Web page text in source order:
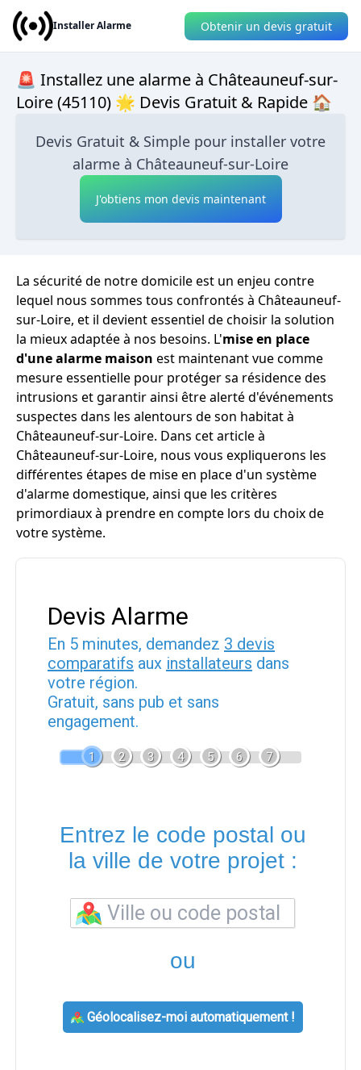
Installer Alarme Obtenir un devis gratuit
🚨 Installez une alarme à Châteauneuf-sur-
Loire (45110) 🌟 Devis Gratuit & Rapide 🏠
Devis Gratuit & Simple pour installer votre
alarme à Châteauneuf-sur-Loire
J'obtiens mon devis maintenant
La sécurité de notre domicile est un enjeu contre
lequel nous sommes tous confrontés à Châteauneuf-
sur-Loire, et il devient essentiel de choisir la solution
la mieux adaptée à nos besoins. L'mise en place
d'une alarme maison est maintenant vue comme
mesure essentielle pour protéger sa résidence des
intrusions et garantir ainsi être alerté d'événements
suspectes dans les alentours de son habitat à
Châteauneuf-sur-Loire. Dans cet article à
Châteauneuf-sur-Loire, nous vous expliquerons les
différentes étapes de mise en place d'un système
d'alarme domestique, ainsi que les critères
primordiaux à prendre en compte lors du choix de
votre système.
Devis Alarme
En 5 minutes, demandez 3 devis
comparatifs aux installateurs dans
votre région.
Gratuit, sans pub et sans
engagement.
1 2 3 4 5 6 7
Entrez le code postal ou
la ville de votre projet :
ou
Géolocalisez-moi automatiquement !